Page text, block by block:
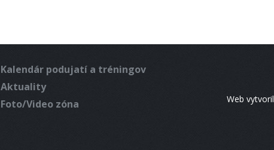
Kalendár podujatí a tréningov
Aktuality
Foto/Video zóna
Web vytvoril